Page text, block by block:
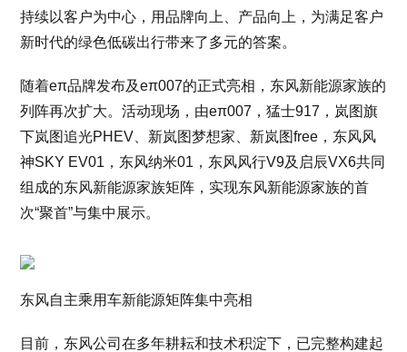
持续以客户为中心，用品牌向上、产品向上，为满足客户
新时代的绿色低碳出行带来了多元的答案。
随着eπ品牌发布及eπ007的正式亮相，东风新能源家族的
列阵再次扩大。活动现场，由eπ007，猛士917，岚图旗
下岚图追光PHEV、新岚图梦想家、新岚图free，东风风
神SKY EV01，东风纳米01，东风风行V9及启辰VX6共同
组成的东风新能源家族矩阵，实现东风新能源家族的首
次“聚首”与集中展示。
东风自主乘用车新能源矩阵集中亮相
目前，东风公司在多年耕耘和技术积淀下，已完整构建起